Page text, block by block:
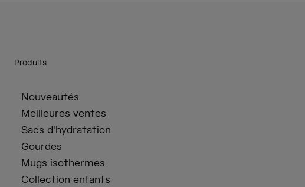
Produits
Nouveautés
Meilleures ventes
Sacs d'hydratation
Gourdes
Mugs isothermes
Collection enfants